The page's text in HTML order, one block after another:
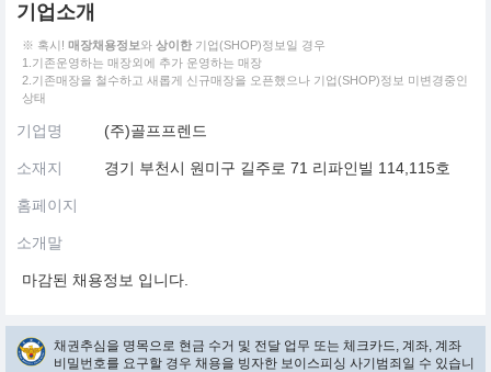
기업소개
※ 혹시! 매장채용정보와 상이한 기업(SHOP)정보일 경우
1.기존운영하는 매장외에 추가 운영하는 매장
2.기존매장을 철수하고 새롭게 신규매장을 오픈했으나 기업(SHOP)정보 미변경중인
상태
기업명 (주)골프프렌드
소재지 경기 부천시 원미구 길주로 71 리파인빌 114,115호
홈페이지
소개말
마감된 채용정보 입니다.
채권추심을 명목으로 현금 수거 및 전달 업무 또는 체크카드, 계좌, 계좌
비밀번호를 요구할 경우 채용을 빙자한 보이스피싱 사기범죄일 수 있습니